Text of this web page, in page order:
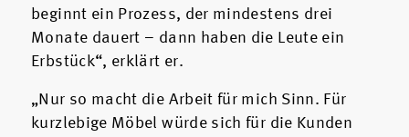
beginnt ein Prozess, der mindestens drei
Monate dauert – dann haben die Leute ein
Erbstück“, erklärt er.
„Nur so macht die Arbeit für mich Sinn. Für
kurzlebige Möbel würde sich für die Kunden